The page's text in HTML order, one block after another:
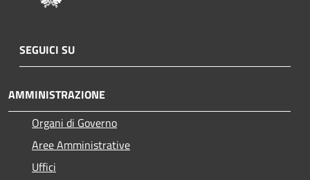
SEGUICI SU
AMMINISTRAZIONE
Organi di Governo
Aree Amministrative
Uffici